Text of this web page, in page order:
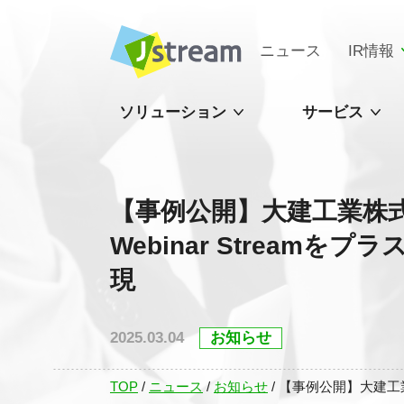
ニュース IR情報
ソリューション サービス
【事例公開】大建工業株
Webinar Streamをプラ
現
2025.03.04 お知らせ
TOP / ニュース / お知らせ / 【事例公開】大建